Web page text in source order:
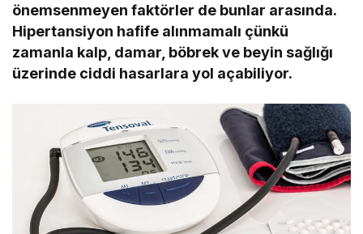
önemsenmeyen faktörler de bunlar arasında.
Hipertansiyon hafife alınmamalı çünkü
zamanla kalp, damar, böbrek ve beyin sağlığı
üzerinde ciddi hasarlara yol açabiliyor.